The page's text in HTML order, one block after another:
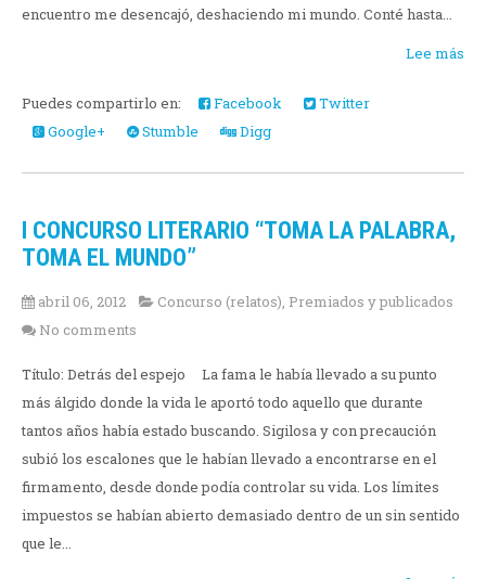
encuentro me desencajó, deshaciendo mi mundo. Conté hasta...
Lee más
Puedes compartirlo en: Facebook
Twitter
Google+
Stumble Digg
I CONCURSO LITERARIO “TOMA LA PALABRA,
TOMA EL MUNDO”
abril 06, 2012 Concurso (relatos), Premiados y publicados
No comments
Título: Detrás del espejo La fama le había llevado a su punto
más álgido donde la vida le aportó todo aquello que durante
tantos años había estado buscando. Sigilosa y con precaución
subió los escalones que le habían llevado a encontrarse en el
firmamento, desde donde podía controlar su vida. Los límites
impuestos se habían abierto demasiado dentro de un sin sentido
que le...